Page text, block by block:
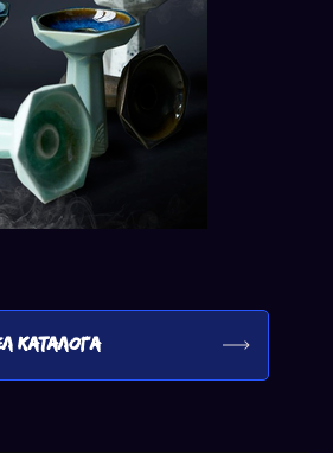
КАТАЛОГА